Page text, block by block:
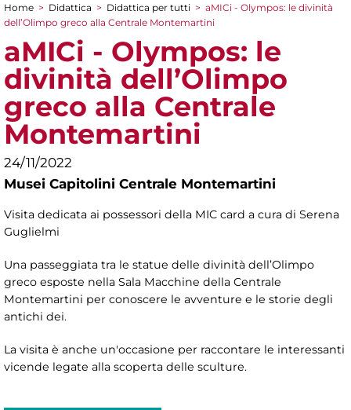
Tu sei qui
Home > Didattica > Didattica per tutti > aMICi - Olympos: le divinità
dell’Olimpo greco alla Centrale Montemartini
aMICi - Olympos: le
divinità dell’Olimpo
greco alla Centrale
Montemartini
24/11/2022
Musei Capitolini Centrale Montemartini
Visita dedicata ai possessori della MIC card a cura di Serena
Guglielmi
Una passeggiata tra le statue delle divinità dell’Olimpo
greco esposte nella Sala Macchine della Centrale
Montemartini per conoscere le avventure e le storie degli
antichi dei.
La visita è anche un'occasione per raccontare le interessanti
vicende legate alla scoperta delle sculture.